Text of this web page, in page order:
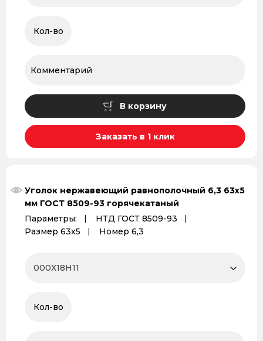
В корзину
Заказать в 1 клик
Уголок нержавеющий равнополочный 6,3 63х5
мм ГОСТ 8509-93 горячекатаный
Параметры:
НТД ГОСТ 8509-93
Размер 63х5
Номер 6,3